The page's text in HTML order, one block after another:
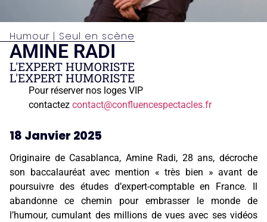
Humour | Seul en scène
AMINE RADI
L'EXPERT HUMORISTE
L'EXPERT HUMORISTE
Pour réserver nos loges VIP
contactez contact@confluencespectacles.fr
18 Janvier 2025
Originaire de Casablanca, Amine Radi, 28 ans, décroche
son baccalauréat avec mention « très bien » avant de
poursuivre des études d’expert-comptable en France. Il
abandonne ce chemin pour embrasser le monde de
l’humour, cumulant des millions de vues avec ses vidéos